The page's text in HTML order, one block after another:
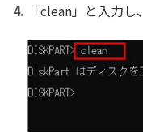
「clean」と入力し